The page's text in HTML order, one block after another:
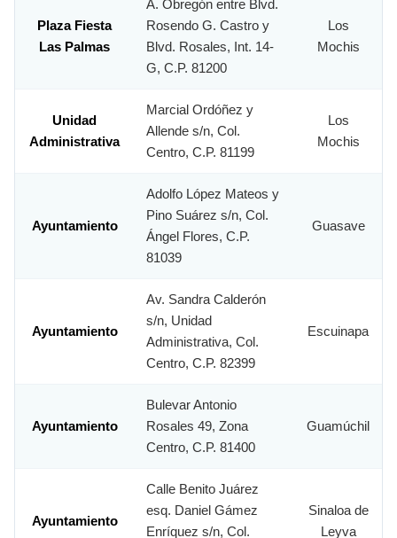
Plaza Fiesta
Las Palmas
A. Obregón entre Blvd.
Rosendo G. Castro y
Blvd. Rosales, Int. 14-
G, C.P. 81200
Los
Mochis
Unidad
Administrativa
Marcial Ordóñez y
Allende s/n, Col.
Centro, C.P. 81199
Los
Mochis
Ayuntamiento
Adolfo López Mateos y
Pino Suárez s/n, Col.
Ángel Flores, C.P.
81039
Guasave
Ayuntamiento
Av. Sandra Calderón
s/n, Unidad
Administrativa, Col.
Centro, C.P. 82399
Escuinapa
Ayuntamiento
Bulevar Antonio
Rosales 49, Zona
Centro, C.P. 81400
Guamúchil
Ayuntamiento
Calle Benito Juárez
esq. Daniel Gámez
Enríquez s/n, Col.
Sinaloa de
Leyva